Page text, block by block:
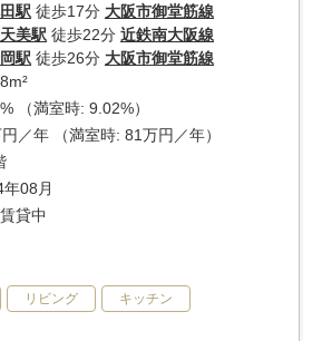
駅 徒歩17分 大阪市御堂筋線
美駅 徒歩22分 近鉄南大阪線
駅 徒歩26分 大阪市御堂筋線
（満室時: 9.02%）
／年 （満室時: 81万円／年）
年08月
貸中
リビング キッチン